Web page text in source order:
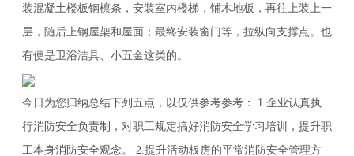
装混凝土楼板钢檩条，安装室内楼梯，铺木地板，再往上装上一
层，随后上钢屋架和屋面；最终安装窗门等，拉纵向支撑点。也
有便是卫浴洁具、小五金这类的。
今日为您归纳总结下列五点，以仅供参考参考： 1.企业认真执
行消防安全负责制，对职工规定搞好消防安全学习培训，提升职
工本身消防安全观念。 2.提升活动板房的平常消防安全管理方